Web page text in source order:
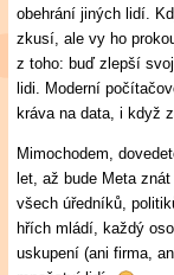
obehrání jiných lidí.
zkusí, ale vy ho
z toho: buď zlepší
lidi. Moderní
kráva na data, i když
Mimochodem,
let, až bude Meta
všech úředníků,
hřích mládí, každý
uskupení (ani firma,